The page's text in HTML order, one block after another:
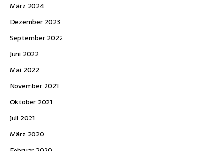
März 2024
Dezember 2023
September 2022
Juni 2022
Mai 2022
November 2021
Oktober 2021
Juli 2021
März 2020